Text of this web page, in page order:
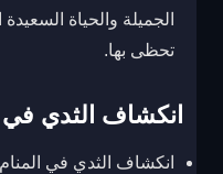
الجميلة والحياة
تحظى بها.
انكشاف الثدي في
انكشاف الثدي في